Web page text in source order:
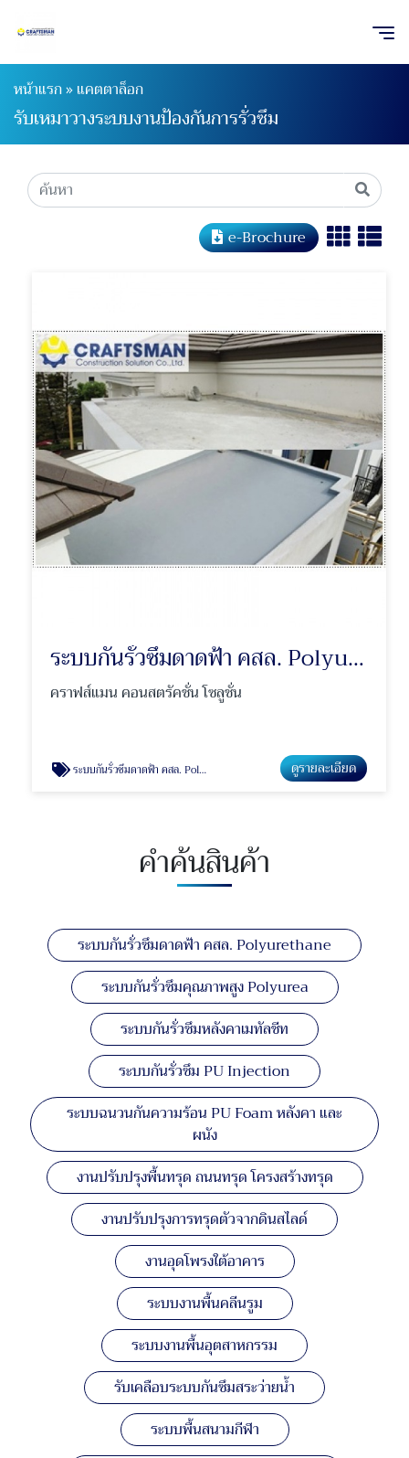
หน้าแรก»แคตตาล็อก
รับเหมาวางระบบงานป้องกันการรั่วซึม
e-Brochure
ระบบกันรั่วซึมดาดฟ้า คสล. Polyurethane
คราฟส์แมน คอนสตรัคชั่น โซลูชั่น
ระบบกันรั่วซึมดาดฟ้า คสล. Polyurethane ดูรายละเอียด
คำค้นสินค้า
ระบบกันรั่วซึมดาดฟ้า คสล. Polyurethane
ระบบกันรั่วซึมคุณภาพสูง Polyurea
ระบบกันรั่วซึมหลังคาเมทัลชีท
ระบบกันรั่วซึม PU Injection
ระบบฉนวนกันความร้อน PU Foam หลังคา และ
ผนัง
งานปรับปรุงพื้นทรุด ถนนทรุด โครงสร้างทรุด
งานปรับปรุงการทรุดตัวจากดินสไลด์
งานอุดโพรงใต้อาคาร
ระบบงานพื้นคลีนรูม
ระบบงานพื้นอุตสาหกรรม
รับเคลือบระบบกันซึมสระว่ายน้ำ
ระบบพื้นสนามกีฬา